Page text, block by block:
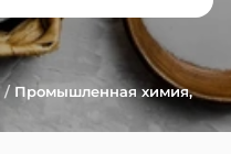
/ Промышленная химия,